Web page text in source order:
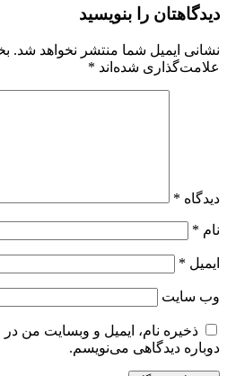
دیدگاهتان را بنویسید
نشانی ایمیل شما منتشر نخواهد شد.
علامت‌گذاری شده‌اند *
دیدگاه *
نام *
ایمیل *
وب‌ سایت
ذخیره نام، ایمیل و وبسایت من
دوباره دیدگاهی می‌نویسم.